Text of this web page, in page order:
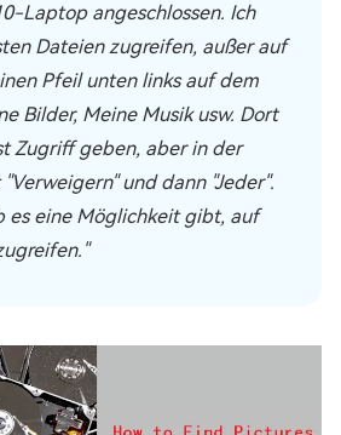
Laptop angeschlossen. Ich
Dateien zugreifen, außer auf
Pfeil unten links auf dem
Bilder, Meine Musik usw. Dort
Zugriff geben, aber in der
und dann "Jeder".
es eine Möglichkeit gibt, auf